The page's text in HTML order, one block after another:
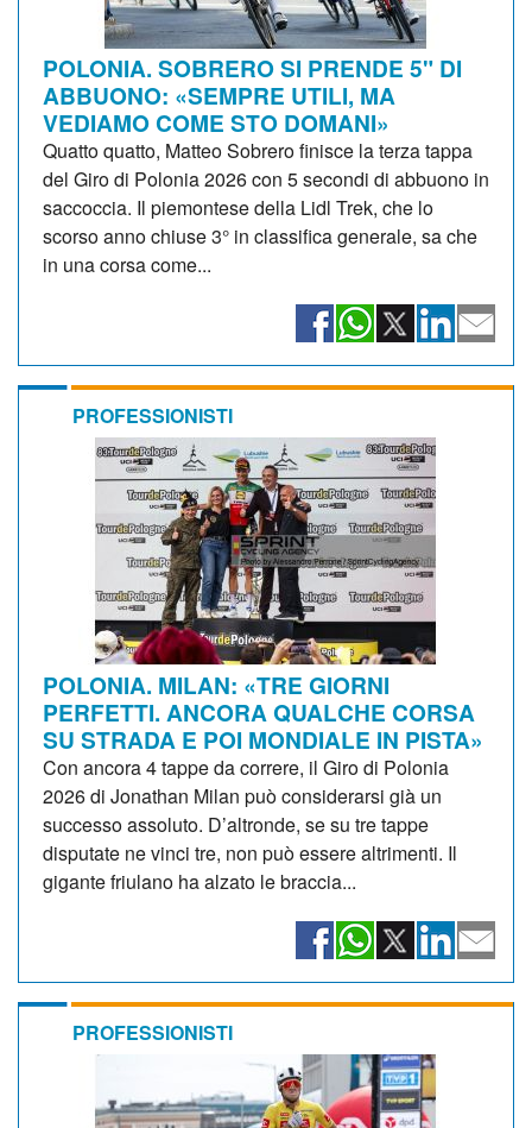
POLONIA. SOBRERO SI PRENDE 5" DI
ABBUONO: «SEMPRE UTILI, MA
VEDIAMO COME STO DOMANI»
Quatto quatto, Matteo Sobrero finisce la terza tappa
del Giro di Polonia 2026 con 5 secondi di abbuono in
saccoccia. Il piemontese della Lidl Trek, che lo
scorso anno chiuse 3° in classifica generale, sa che
in una corsa come...
PROFESSIONISTI
POLONIA. MILAN: «TRE GIORNI
PERFETTI. ANCORA QUALCHE CORSA
SU STRADA E POI MONDIALE IN PISTA»
Con ancora 4 tappe da correre, il Giro di Polonia
2026 di Jonathan Milan può considerarsi già un
successo assoluto. D’altronde, se su tre tappe
disputate ne vinci tre, non può essere altrimenti. Il
gigante friulano ha alzato le braccia...
PROFESSIONISTI